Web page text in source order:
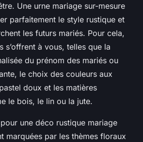
Une urne mariage sur-mesure
parfaitement le style rustique et
les futurs mariés. Pour cela,
s’offrent à vous, telles que la
du prénom des mariés ou
le choix des couleurs aux
doux et les matières
le bois, le lin ou la jute.
une déco rustique mariage
marquées par les thèmes floraux